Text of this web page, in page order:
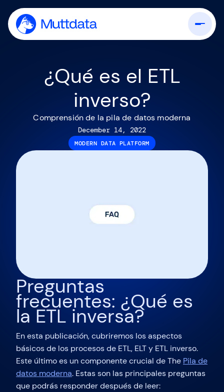
¿Qué es el ETL
inverso?
Comprensión de la pila de datos moderna
December 14, 2022
MODERN DATA PLATFORM
Preguntas
frecuentes: ¿Qué es
la ETL inversa?
En esta publicación, cubriremos los aspectos
básicos de los procesos de ETL, ELT y ETL inverso.
Este último es un componente crucial de The Pila de
datos moderna. Estas son las principales preguntas
que podrás responder después de leer: